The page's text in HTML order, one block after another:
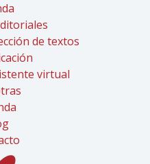
de textos
virtual